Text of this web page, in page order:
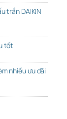
trần DAIKIN
tốt
nhiều ưu đãi